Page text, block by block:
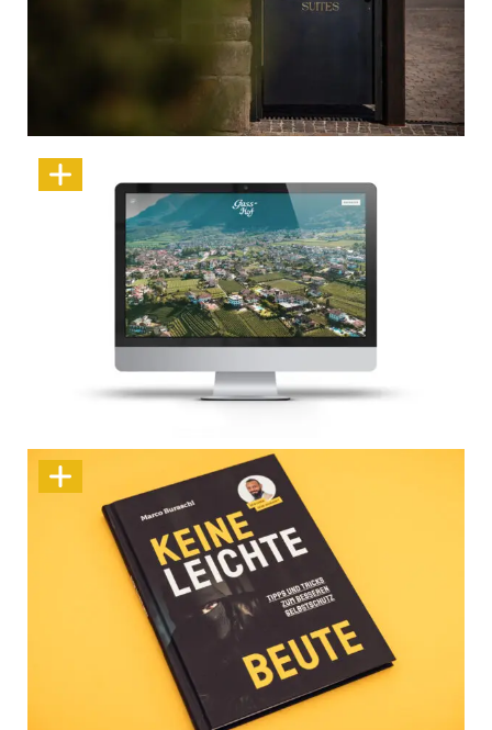
Wir schmieden Auftritte, die wirken
Design mit Aussicht – der Gass-Hof neu im Web
Keine leichte Beute – Sicherheit geht uns alle an